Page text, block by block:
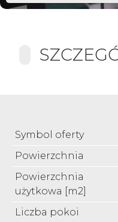
Symbol oferty
Powierzchnia
Powierzchnia
użytkowa [m2]
Liczba pokoi